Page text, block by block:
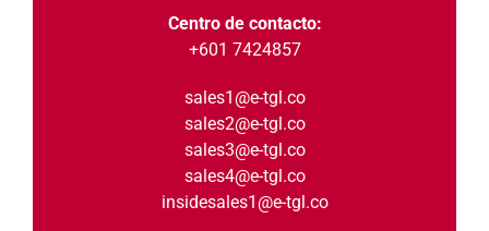
Centro de contacto:
+601 7424857
sales1@e-tgl.co
sales2@e-tgl.co
sales3@e-tgl.co
sales4@e-tgl.co
insidesales1@e-tgl.co